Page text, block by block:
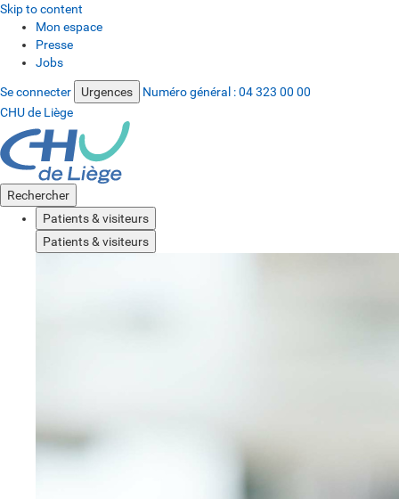
Skip to content
Mon espace
Presse
Jobs
Se connecter Urgences Numéro général :04 323 00 00
CHU de Liège
Rechercher
Patients & visiteurs
Patients & visiteurs